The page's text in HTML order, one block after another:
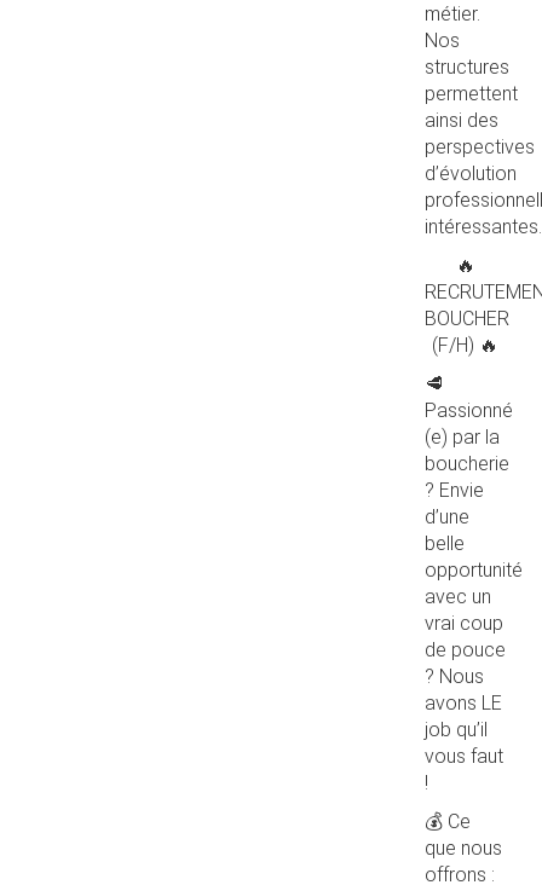
métier.
Nos
structures
permettent
ainsi des
perspectives
d’évolution
intéressantes.
🔥
BOUCHER
(F/H) 🔥
🥩
Passionné
(e) par la
boucherie
? Envie
d’une
belle
opportunité
avec un
vrai coup
de pouce
? Nous
avons LE
job qu’il
vous faut
!
💰 Ce
que nous
offrons :